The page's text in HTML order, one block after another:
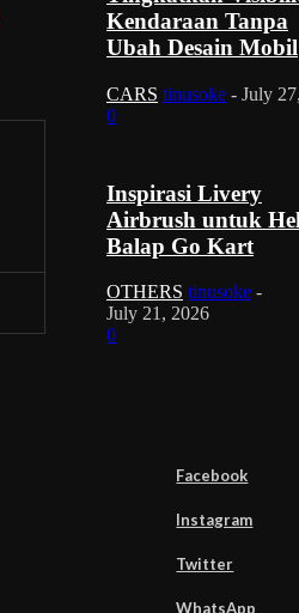
Kendaraan Tanpa
Ubah Desain Mobil
CARS tinusoke - July
0
Inspirasi Livery
Airbrush untuk
Balap Go Kart
OTHERS tinusoke -
July 21, 2026
0
Facebook
Instagram
Twitter
WhatsApp